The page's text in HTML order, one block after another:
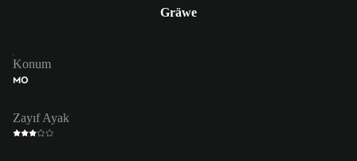
Gräwe
Konum
MO
Zayıf Ayak